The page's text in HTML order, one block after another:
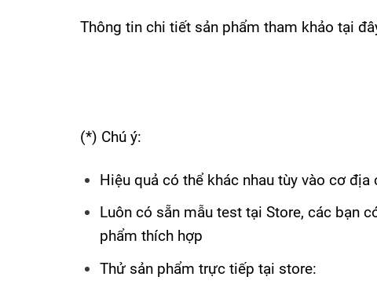
Thông tin chi tiết sản phẩm tham khảo tại
(*) Chú ý:
Hiệu quả có thể khác nhau tùy vào cơ
Luôn có sẵn mẫu test tại Store, các bạn
phẩm thích hợp
Thử sản phẩm trực tiếp tại store: